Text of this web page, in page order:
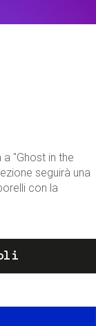
"Ghost in the
seguirà una
con la